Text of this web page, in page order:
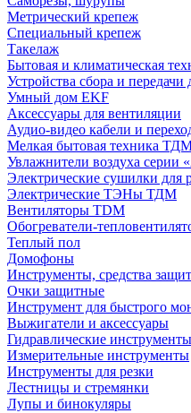
Метрический крепеж
Специальный крепеж
Такелаж
Бытовая и климатическая
Устройства сбора и
Умный дом EKF
Аксессуары для вентиляции
Аудио-видео кабели и
Мелкая бытовая техника
Увлажнители воздуха серии
Электрические сушилки для
Электрические ТЭНы ТДМ
Вентиляторы TDM
Обогреватели-
Теплый пол
Домофоны
Инструменты, средства
Очки защитные
Инструмент для быстрого
Выжигатели и аксессуары
Гидравлические инструменты
Измерительные инструменты
Инструменты для резки
Лестницы и стремянки
Лупы и бинокуляры